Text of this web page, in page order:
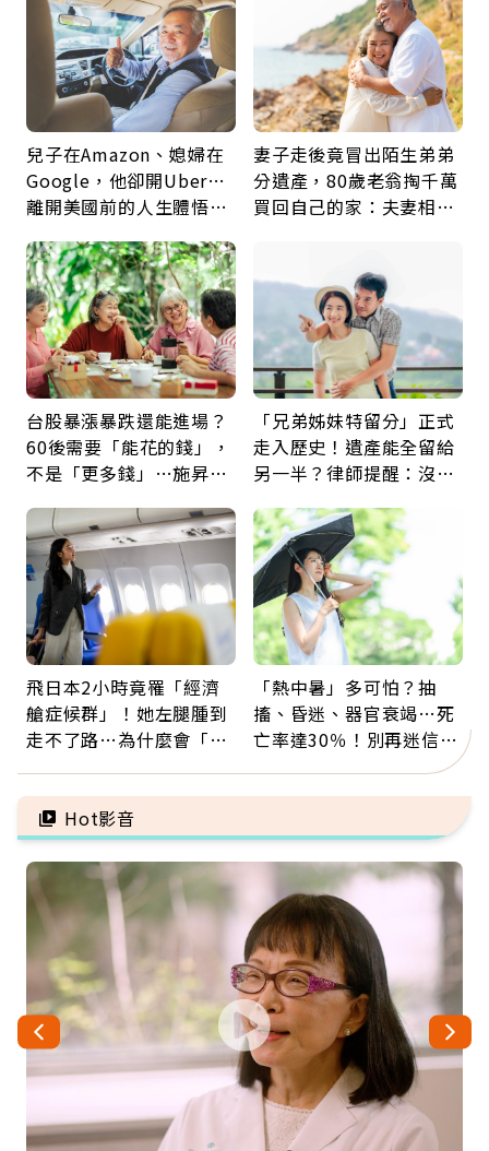
兒子在Amazon、媳婦在
Google，他卻開Uber…
離開美國前的人生體悟：
妻子走後竟冒出陌生弟弟
分遺產，80歲老翁掏千萬
買回自己的家：夫妻相守
台股暴漲暴跌還能進場？
60後需要「能花的錢」，
不是「更多錢」…施昇
票
「兄弟姊妹特留分」正式
走入歷史！遺產能全留給
另一半？律師提醒：沒做
飛日本2小時竟罹「經濟
艙症候群」！她左腿腫到
走不了路…為什麼會「靜
注意
「熱中暑」多可怕？抽
搐、昏迷、器官衰竭…死
亡率達30％！別再迷信
「擦酒精、吃退燒藥」，
5招才能真救命
Hot影音